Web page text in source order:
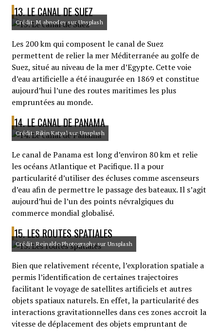
13. LE CANAL DE SUEZ
Crédit: M abnodey sur Unsplash
Les 200 km qui composent le canal de Suez
permettent de relier la mer Méditerranée au golfe de
Suez, situé au niveau de la mer d’Egypte. Cette voie
d’eau artificielle a été inaugurée en 1869 et constitue
aujourd’hui l’une des routes maritimes les plus
empruntées au monde.
14. LE CANAL DE PANAMA
Crédit: Rikin Katyal sur Unsplash
Le canal de Panama est long d’environ 80 km et relie
les océans Atlantique et Pacifique. Il a pour
particularité d’utiliser des écluses comme ascenseurs
d’eau afin de permettre le passage des bateaux. Il s’agit
aujourd’hui de l’un des points névralgiques du
commerce mondial globalisé.
15. LES ROUTES SPATIALES
Crédit: Reinaldo Photography sur Unsplash
Bien que relativement récente, l’exploration spatiale a
permis l’identification de certaines trajectoires
facilitant le voyage de satellites artificiels et autres
objets spatiaux naturels. En effet, la particularité des
interactions gravitationnelles dans ces zones accroit la
vitesse de déplacement des objets empruntant de